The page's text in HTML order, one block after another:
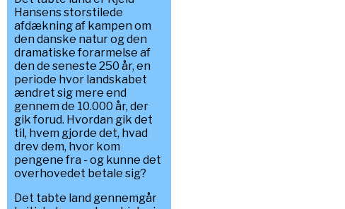
Hansens storstilede
afdækning af kampen om
den danske natur og den
dramatiske forarmelse af
den de seneste 250 år, en
periode hvor landskabet
ændret sig mere end
gennem de 10.000 år, der
gik forud. Hvordan gik det
til, hvem gjorde det, hvad
drev dem, hvor kom
pengene fra - og kunne det
overhovedet betale sig?
Det tabte land gennemgår